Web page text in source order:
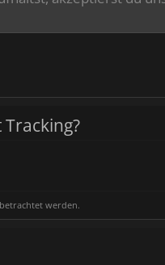
werden.